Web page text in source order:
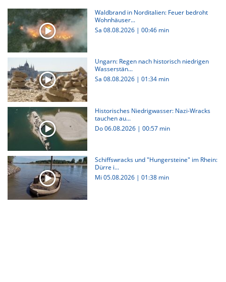
Waldbrand in Norditalien: Feuer bedroht
Wohnhäuser...
Sa 08.08.2026 | 00:46 min
Ungarn: Regen nach historisch niedrigen
Wasserstän...
Sa 08.08.2026 | 01:34 min
Historisches Niedrigwasser: Nazi-Wracks
tauchen au...
Do 06.08.2026 | 00:57 min
Schiffswracks und "Hungersteine" im Rhein:
Dürre i...
Mi 05.08.2026 | 01:38 min